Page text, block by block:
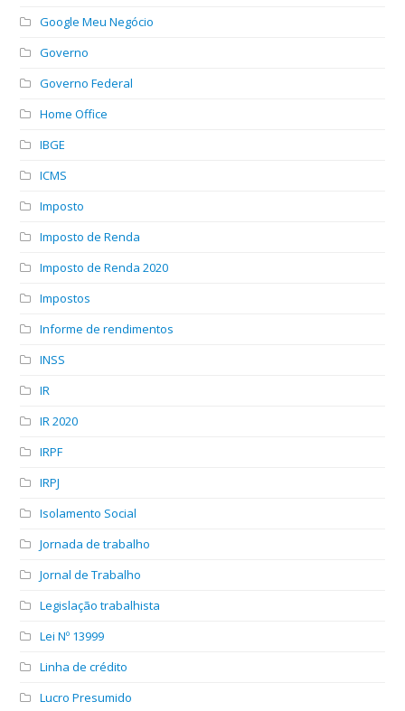
Google Meu Negócio
Governo
Governo Federal
Home Office
IBGE
ICMS
Imposto
Imposto de Renda
Imposto de Renda 2020
Impostos
Informe de rendimentos
INSS
IR
IR 2020
IRPF
IRPJ
Isolamento Social
Jornada de trabalho
Jornal de Trabalho
Legislação trabalhista
Lei Nº 13999
Linha de crédito
Lucro Presumido